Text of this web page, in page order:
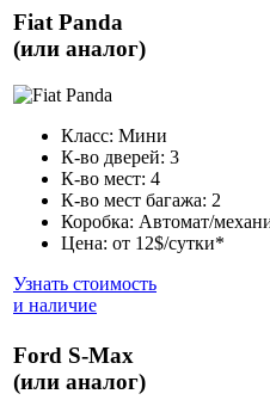
Fiat Panda
(или аналог)
Класс: Мини
К-во дверей: 3
К-во мест: 4
К-во мест багажа: 2
Коробка: Автомат/
Цена: от 12$/сутки*
Узнать стоимость
и наличие
Ford S-Max
(или аналог)